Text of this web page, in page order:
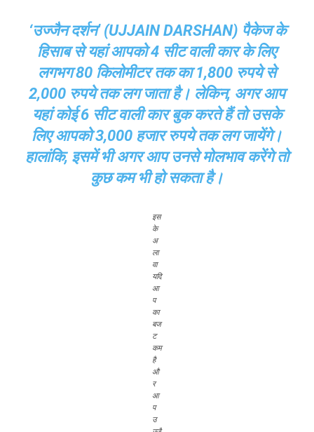
‘उज्जैन दर्शन’ (UJJAIN DARSHAN) पैकेज के
हिसाब से यहां आपको 4 सीट वाली कार के लिए
लगभग 80 किलोमीटर तक का 1,800 रुपये से
2,000 रुपये तक लग जाता है। लेकिन, अगर आप
यहां कोई 6 सीट वाली कार बुक करते हैं तो उसके
लिए आपको 3,000 हजार रुपये तक लग जायेंगे।
हालांकि, इसमें भी अगर आप उनसे मोलभाव करेंगे तो
कुछ कम भी हो सकता है।
इस
के
अ
ला
वा
यदि
आ
प
का
बज
ट
कम
है
औ
र
आ
प
उ